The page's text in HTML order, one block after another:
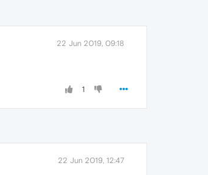
22 Jun 2019, 09:18
1
22 Jun 2019, 12:47